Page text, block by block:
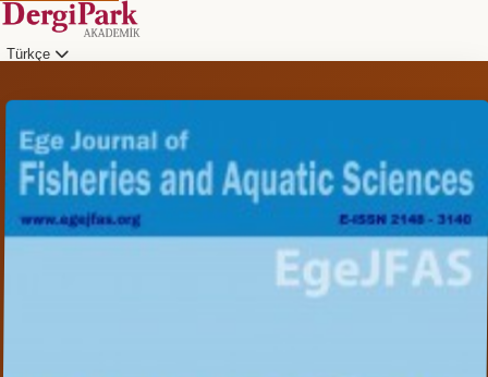
Türkçe